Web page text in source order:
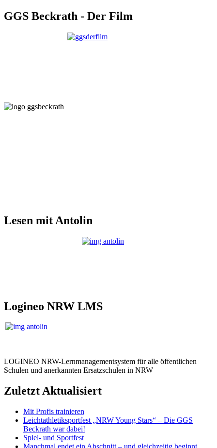
GGS Beckrath - Der Film
Lesen mit Antolin
Logineo NRW LMS
LOGINEO NRW-Lernmanagementsystem für alle öffentlichen
Schulen und anerkannten Ersatzschulen in NRW
Zuletzt Aktualisiert
Mit Profis trainieren
Leichtathletiksportfest „NRW Young Stars“ – Die GGS
Beckrath war dabei!
Spiel- und Sportfest